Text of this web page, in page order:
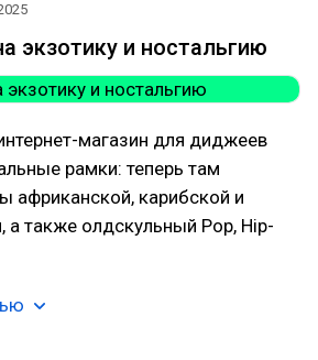
экзотику и ностальгию
магазин для диджеев
рамки: теперь там
африканской, карибской и
а также олдскульный Pop, Hip-